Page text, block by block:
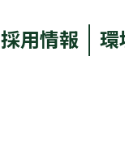
採用情報 環